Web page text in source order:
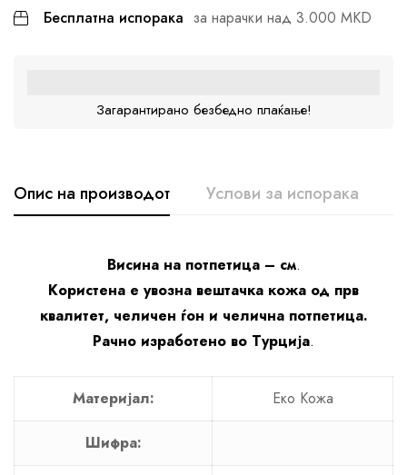
Бесплатна испорака за нарачки над 3.000 MKD
Загарантирано безбедно плаќање!
Опис на производот Услови за испорака
Висина на потпетица – см.
Користена е увозна вештачка кожа од прв
квалитет, челичен ѓон и челична потпетица.
Рачно изработено во Турција.
Материјал: Еко Кожа
Шифра: